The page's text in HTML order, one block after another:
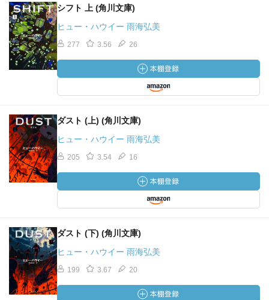
シフト 上 (角川文庫)
ヒュー・ハウイー 雨海弘美
277 3.56 26
ダスト (上) (角川文庫)
ヒュー・ハウイー 雨海弘美
205 3.54 16
ダスト (下) (角川文庫)
ヒュー・ハウイー 雨海弘美
199 3.67 20